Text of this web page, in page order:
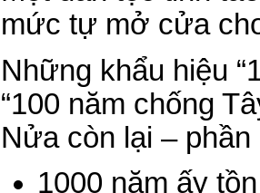
mức tự mở cửa
Những khẩu hiệu
“100 năm chống
Nửa còn lại –
1000 năm ấy